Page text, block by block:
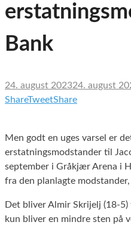
Bank
24. august 202324. august
ShareTweetShare
Men godt en uges varsel er
erstatningsmodstander til
september i Gråkjær Arena i
fra den planlagte
Det bliver Almir Skrijelj (18-
kun bliver en mindre sten på